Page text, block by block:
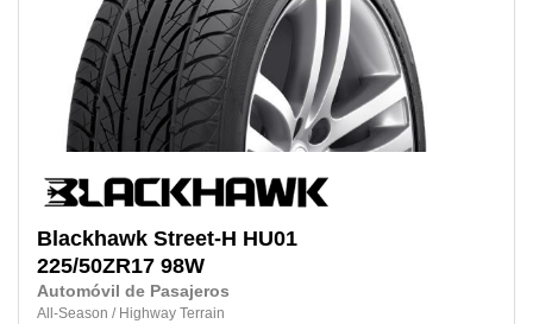
Blackhawk Street-H HU01
225/50ZR17 98W
Automóvil de Pasajeros
All-Season / Highway Terrain